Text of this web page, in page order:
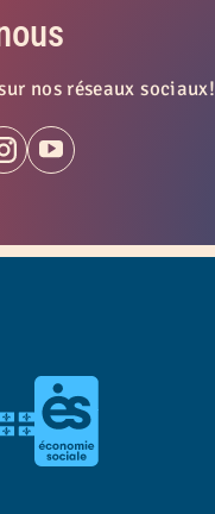
nos réseaux sociaux!